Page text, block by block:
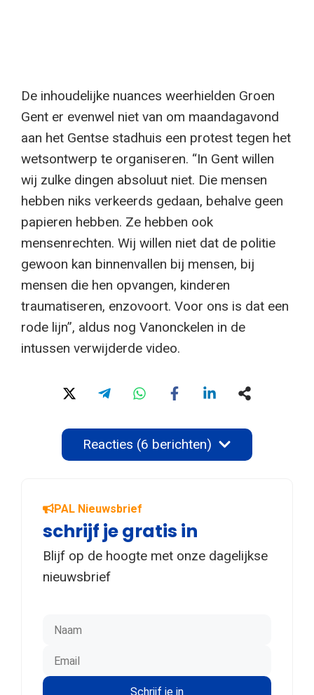
De inhoudelijke nuances weerhielden Groen
Gent er evenwel niet van om maandagavond
aan het Gentse stadhuis een protest tegen het
wetsontwerp te organiseren. “In Gent willen
wij zulke dingen absoluut niet. Die mensen
hebben niks verkeerds gedaan, behalve geen
papieren hebben. Ze hebben ook
mensenrechten. Wij willen niet dat de politie
gewoon kan binnenvallen bij mensen, bij
mensen die hen opvangen, kinderen
traumatiseren, enzovoort. Voor ons is dat een
rode lijn”, aldus nog Vanonckelen in de
intussen verwijderde video.
Reacties (6 berichten)
PAL Nieuwsbrief
schrijf je gratis in
Blijf op de hoogte met onze dagelijkse
nieuwsbrief